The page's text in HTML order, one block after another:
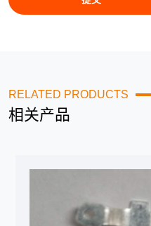
RELATED PRODUCTS
相关产品